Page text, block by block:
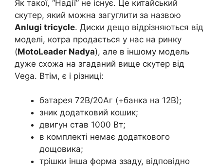
Як такої, “Надії” не існує. Це китайський
скутер, який можна загуглити за назвою
Anlugi tricycle. Диски дещо відрізняються від
моделі, котра продається у нас на ринку
(MotoLeader Nadya), але в іншому модель
дуже схожа на згаданий вище скутер від
Vega. Втім, є і різниці:
батарея 72В/20Аг (+банка на 12В);
зник додатковий кошик;
двигун став 1000 Вт;
в комплекті немає додаткового
дощовика;
трішки інша форма ззаду, відповідно